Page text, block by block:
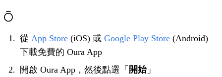
從 App Store (iOS) 或 Google Play Store (Android)
下載免費的 Oura App
開啟 Oura App，然後點選「 開始」